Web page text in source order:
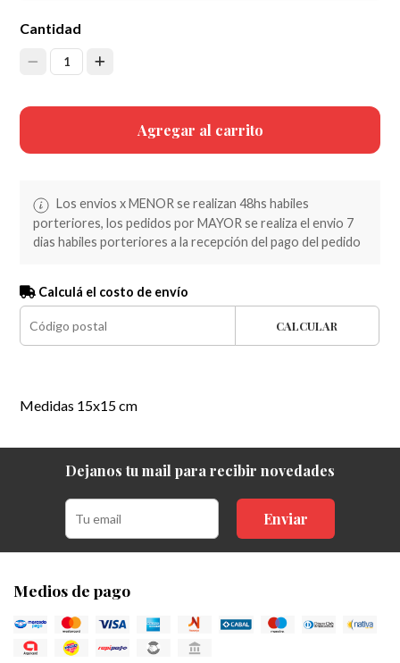
Cantidad
1
Agregar al carrito
Los envios x MENOR se realizan 48hs habiles
porteriores, los pedidos por MAYOR se realiza el envio 7
dias habiles porteriores a la recepción del pago del pedido
Calculá el costo de envío
CALCULAR
Medidas 15x15 cm
Dejanos tu mail para recibir novedades
Enviar
Medios de pago